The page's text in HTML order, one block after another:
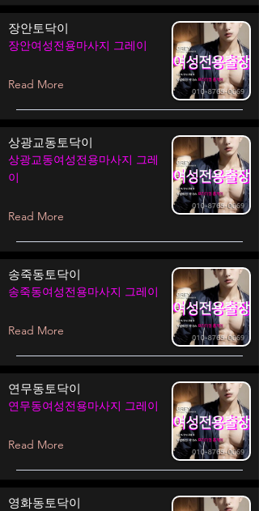
장안토닥이
장안여성전용마사지 그레이
Read More
상광교동토닥이
상광교동여성전용마사지 그레
이
Read More
송죽동토닥이
송죽동여성전용마사지 그레이
Read More
연무동토닥이
연무동여성전용마사지 그레이
Read More
영화동토닥이